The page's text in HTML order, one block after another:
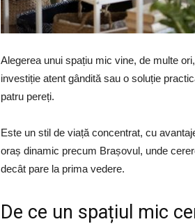
Alegerea unui spațiu mic vine, de multe
investiție atent gândită sau o soluție
patru pereți.
Este un stil de viață concentrat, cu
oraș dinamic precum Brașovul, unde
decât pare la prima vedere.
De ce un spațiul mic